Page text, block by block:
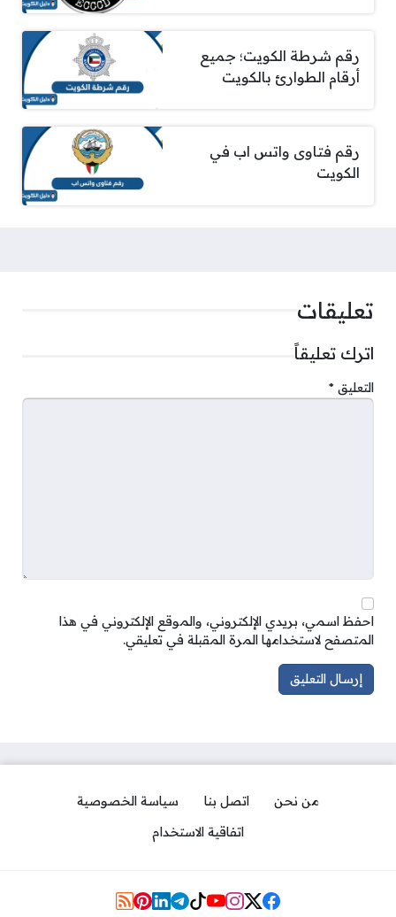
رقم شرطة الكويت؛ جميع
أرقام الطوارئ بالكويت
رقم فتاوى واتس اب في
الكويت
تعليقات
اترك تعليقاً
التعليق *
احفظ اسمي، بريدي الإلكتروني، والموقع الإلكتروني في هذا
المتصفح لاستخدامها المرة المقبلة في تعليقي.
من نحن اتصل بنا
سياسة الخصوصية
اتفاقية الاستخدام
Social Links